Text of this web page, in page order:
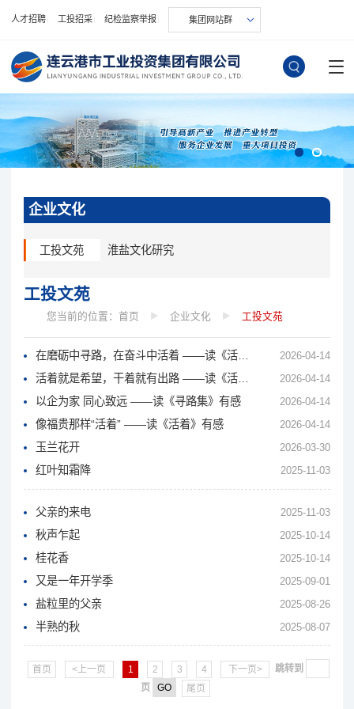
人才招聘 工投招采 纪检监察举报 集团网站群
企业文化
工投文苑 淮盐文化研究
工投文苑
您当前的位置： 首页 企业文化 工投文苑
在磨砺中寻路，在奋斗中活着 ——读《活着》《寻路集》有感 2026-04-14
活着就是希望，干着就有出路 ——读《活着》有感 2026-04-14
以企为家 同心致远 ——读《寻路集》有感 2026-04-14
像福贵那样“活着” ——读《活着》有感 2026-04-14
玉兰花开 2026-03-30
红叶知霜降 2025-11-03
父亲的来电 2025-11-03
秋声乍起 2025-10-14
桂花香 2025-10-14
又是一年开学季 2025-09-01
盐粒里的父亲 2025-08-26
半熟的秋 2025-08-07
首页 <上一页 1 2 3 4 下一页>
跳转到
页
尾页